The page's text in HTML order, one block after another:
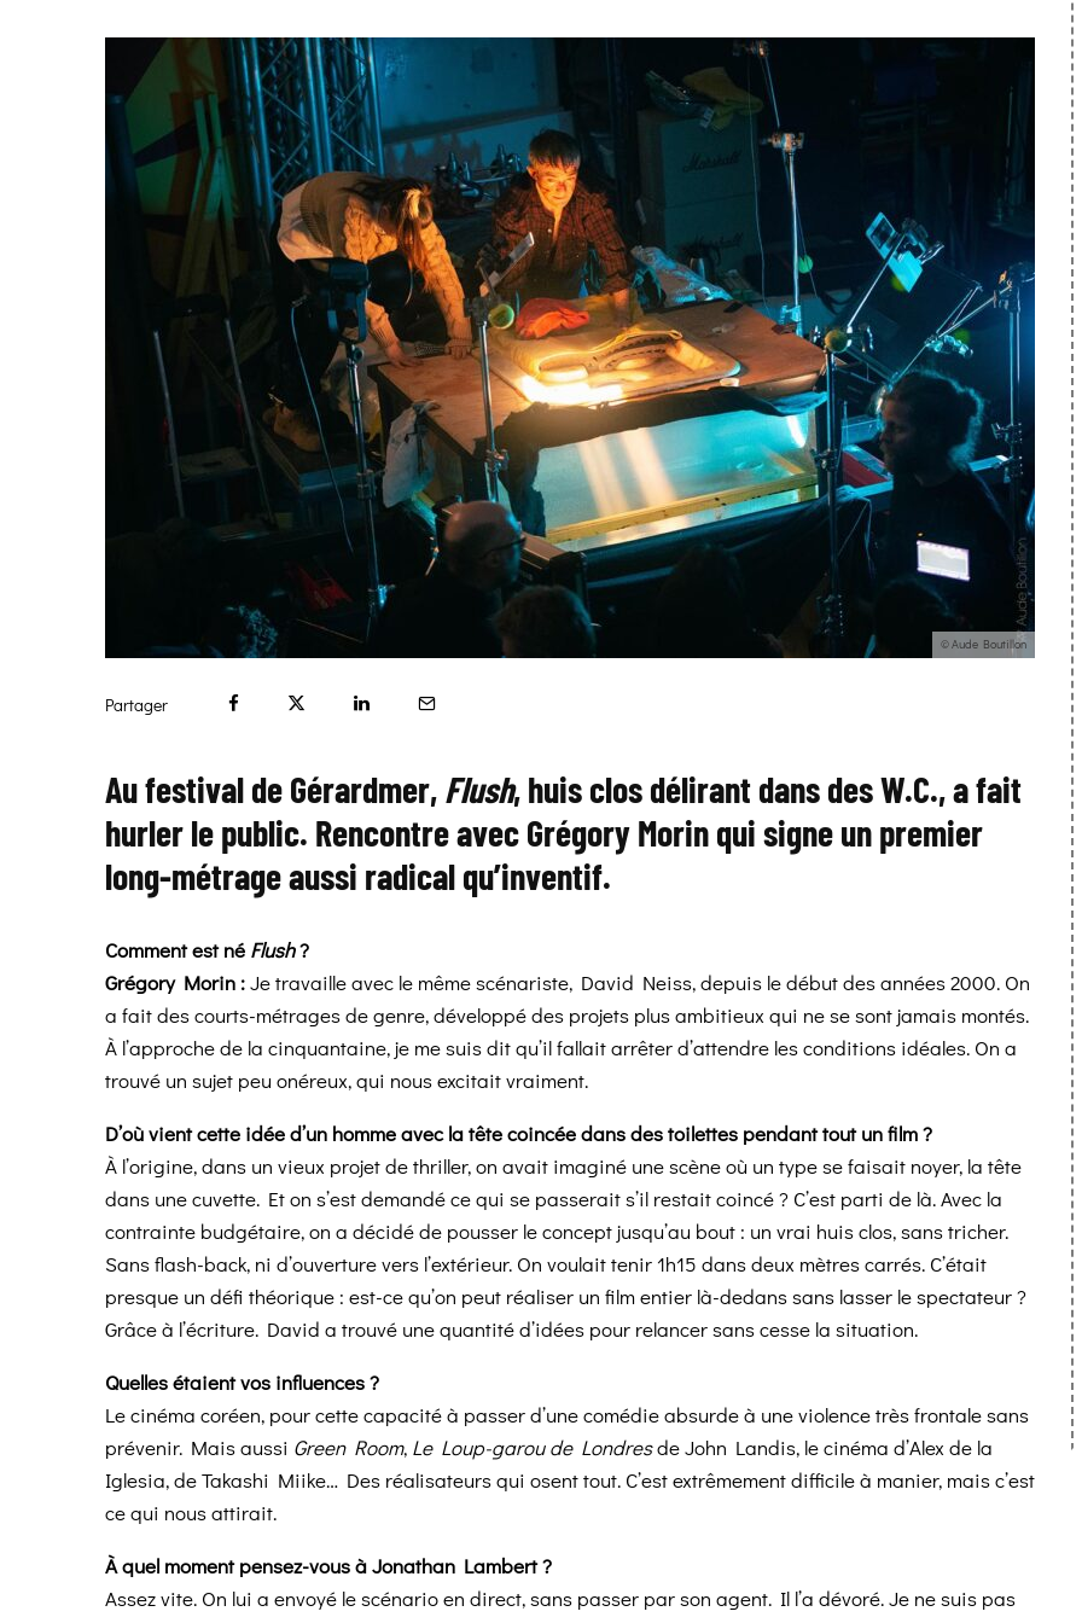
© Aude Boutillon
Partager
Au festival de Gérardmer,Flush, huis clos délirant dans des W.C., a fait
hurler le public. Rencontre avec Grégory Morin qui signe un premier
long-métrage aussi radical qu’inventif.
Comment est né Flush?
Grégory Morin :Je travaille avec le même scénariste, David Neiss, depuis le début des années 2000. On
a fait des courts-métrages de genre, développé des projets plus ambitieux qui ne se sont jamais montés.
À l’approche de la cinquantaine, je me suis dit qu’il fallait arrêter d’attendre les conditions idéales. On a
trouvé un sujet peu onéreux, qui nous excitait vraiment.
D’où vient cette idée d’un homme avec la tête coincée dans des toilettes pendant tout un film ?
À l’origine, dans un vieux projet de thriller, on avait imaginé une scène où un type se faisait noyer, la tête
dans une cuvette. Et on s’est demandé ce qui se passerait s’il restait coincé ? C’est parti de là. Avec la
contrainte budgétaire, on a décidé de pousser le concept jusqu’au bout : un vrai huis clos, sans tricher.
Sans flash-back, ni d’ouverture vers l’extérieur. On voulait tenir 1h15 dans deux mètres carrés. C’était
presque un défi théorique : est-ce qu’on peut réaliser un film entier là-dedans sans lasser le spectateur ?
Grâce à l’écriture. David a trouvé une quantité d’idées pour relancer sans cesse la situation.
Quelles étaient vos influences ?
Le cinéma coréen, pour cette capacité à passer d’une comédie absurde à une violence très frontale sans
prévenir. Mais aussi Green Room, Le Loup-garou de Londresde John Landis, le cinéma d’Alex de la
Iglesia, de Takashi Miike… Des réalisateurs qui osent tout. C’est extrêmement difficile à manier, mais c’est
ce qui nous attirait.
À quel moment pensez-vous à Jonathan Lambert ?
Assez vite. On lui a envoyé le scénario en direct, sans passer par son agent. Il l’a dévoré. Je ne suis pas